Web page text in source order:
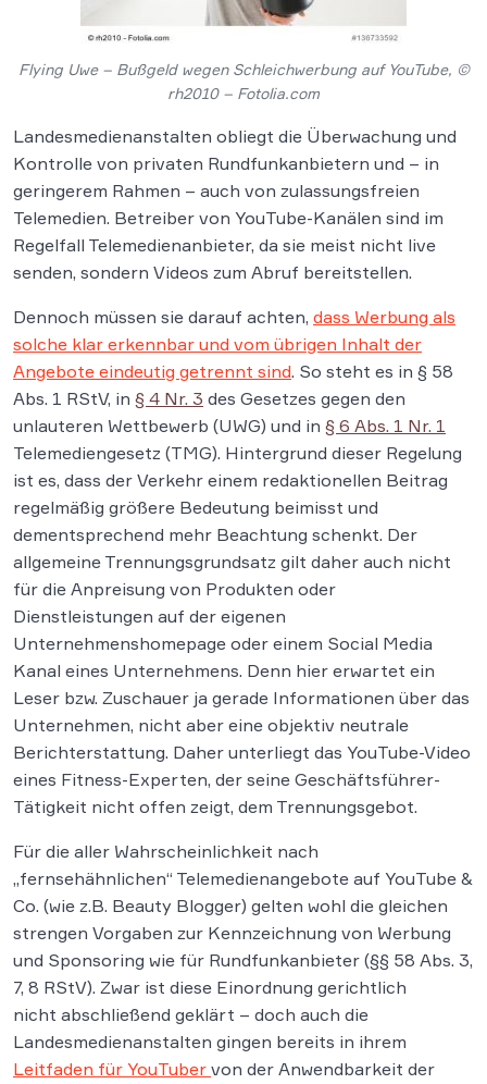
Flying Uwe – Bußgeld wegen Schleichwerbung auf YouTube, ©
rh2010 – Fotolia.com
Landesmedienanstalten obliegt die Überwachung und
Kontrolle von privaten Rundfunkanbietern und – in
geringerem Rahmen – auch von zulassungsfreien
Telemedien. Betreiber von YouTube-Kanälen sind im
Regelfall Telemedienanbieter, da sie meist nicht live
senden, sondern Videos zum Abruf bereitstellen.
Dennoch müssen sie darauf achten, dass Werbung als
solche klar erkennbar und vom übrigen Inhalt der
Angebote eindeutig getrennt sind. So steht es in § 58
Abs. 1 RStV, in § 4 Nr. 3 des Gesetzes gegen den
unlauteren Wettbewerb (UWG) und in § 6 Abs. 1 Nr. 1
Telemediengesetz (TMG). Hintergrund dieser Regelung
ist es, dass der Verkehr einem redaktionellen Beitrag
regelmäßig größere Bedeutung beimisst und
dementsprechend mehr Beachtung schenkt. Der
allgemeine Trennungsgrundsatz gilt daher auch nicht
für die Anpreisung von Produkten oder
Dienstleistungen auf der eigenen
Unternehmenshomepage oder einem Social Media
Kanal eines Unternehmens. Denn hier erwartet ein
Leser bzw. Zuschauer ja gerade Informationen über das
Unternehmen, nicht aber eine objektiv neutrale
Berichterstattung. Daher unterliegt das YouTube-Video
eines Fitness-Experten, der seine Geschäftsführer-
Tätigkeit nicht offen zeigt, dem Trennungsgebot.
Für die aller Wahrscheinlichkeit nach
„fernsehähnlichen“ Telemedienangebote auf YouTube &
Co. (wie z.B. Beauty Blogger) gelten wohl die gleichen
strengen Vorgaben zur Kennzeichnung von Werbung
und Sponsoring wie für Rundfunkanbieter (§§ 58 Abs. 3,
7, 8 RStV). Zwar ist diese Einordnung gerichtlich
nicht abschließend geklärt – doch auch die
Landesmedienanstalten gingen bereits in ihrem
Leitfaden für YouTuber von der Anwendbarkeit der